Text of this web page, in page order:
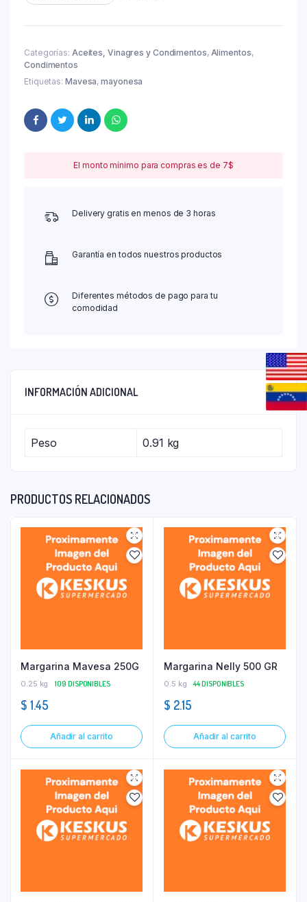
Categorías: Aceites, Vinagres y Condimentos, Alimentos,
Condimentos
Etiquetas: Mavesa,mayonesa
El monto mínimo para compras es de 7$
Delivery gratis en menos de 3 horas
Garantía en todos nuestros productos
Diferentes métodos de pago para tu
comodidad
INFORMACIÓN ADICIONAL
Peso 0.91 kg
PRODUCTOS RELACIONADOS
Margarina Mavesa 250G
0.25 kg 109 DISPONIBLES
$ 1.45
Añadir al carrito
Margarina Nelly 500 GR
0.5 kg 44 DISPONIBLES
$ 2.15
Añadir al carrito